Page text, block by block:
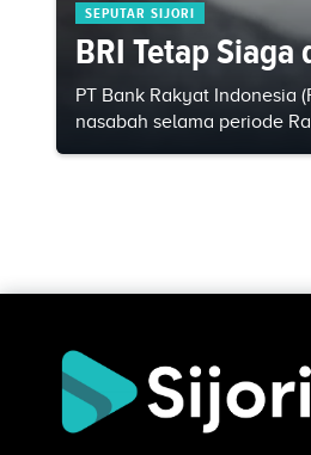
SEPUTAR SIJORI
BRI Tetap
PT Bank Rakyat Indonesia
nasabah selama periode